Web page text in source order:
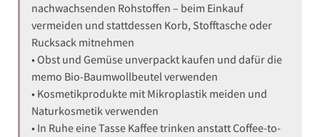
nachwachsenden Rohstoffen – beim Einkauf
vermeiden und stattdessen Korb, Stofftasche oder
Rucksack mitnehmen
• Obst und Gemüse unverpackt kaufen und dafür die
memo Bio-Baumwollbeutel verwenden
• Kosmetikprodukte mit Mikroplastik meiden und
Naturkosmetik verwenden
• In Ruhe eine Tasse Kaffee trinken anstatt Coffee-to-